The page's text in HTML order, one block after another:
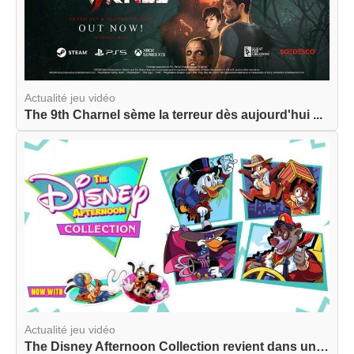
Actualité jeu vidéo
The 9th Charnel sème la terreur dès aujourd'hui ...
Actualité jeu vidéo
The Disney Afternoon Collection revient dans une...